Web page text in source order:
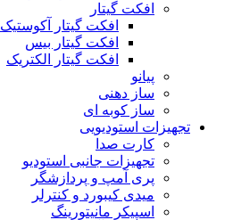
افکت گیتار
افکت گیتار آکوستیک
افکت گیتار بیس
افکت گیتار الکتریک
پیانو
ساز دهنی
ساز کوبه ای
تجهیزات استودیویی
کارت صدا
تجهیزات جانبی استودیو
پری آمپ و پردازشگر
میدی کیبورد و کنترلر
اسپیکر مانیتورینگ